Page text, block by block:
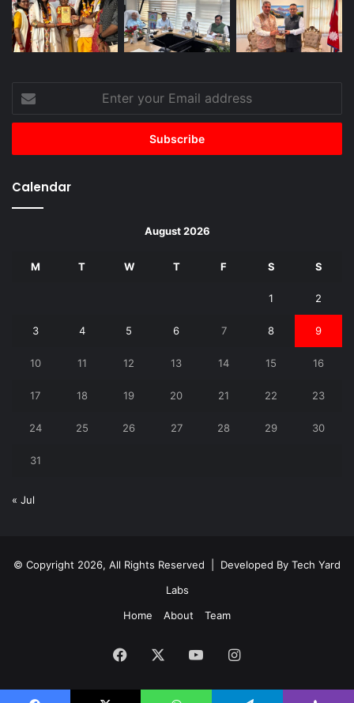
your
Email
Calendar
August 2026
M T W T F S S
1 2
3 4 5 6 7 8 9
10 11 12 13 14 15 16
17 18 19 20 21 22 23
24 25 26 27 28 29 30
31
« Jul
© Copyright 2026, All Rights Reserved | Developed By Tech Yard
Labs
Home
About Team
Facebook YouTubeInstagram